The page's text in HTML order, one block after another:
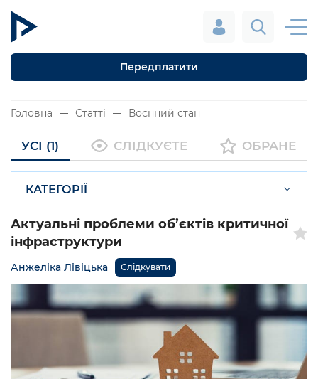
Передплатити
Головна Статті Воєнний стан
УСІ (1) СЛІДКУЄТЕ ОБРАНЕ
КАТЕГОРІЇ
Актуальні проблеми об’єктів критичної
інфраструктури
Анжеліка Лівіцька Слідкувати